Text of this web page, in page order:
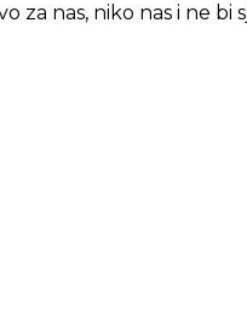
nas, niko nas i ne bi